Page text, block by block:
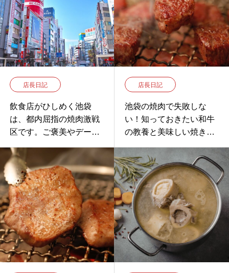
店長日記
飲食店がひしめく池袋
は、都内屈指の焼肉激戦
区です。ご褒美やデー
対に美味しい黒毛和牛を
食べたい！」という特別
な日、皆さんはどうお店
を選んでいますか？
店長日記
池袋の焼肉で失敗しな
い！知っておきたい和牛
の教養と美味しい焼き方